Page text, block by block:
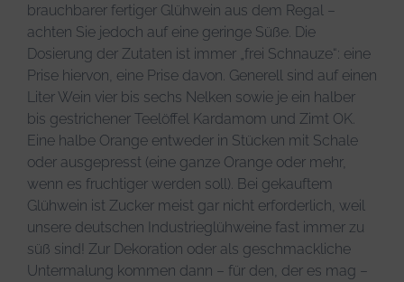
brauchbarer fertiger Glühwein aus dem Regal –
achten Sie jedoch auf eine geringe Süße. Die
Dosierung der Zutaten ist immer „frei Schnauze“: eine
Prise hiervon, eine Prise davon. Generell sind auf einen
Liter Wein vier bis sechs Nelken sowie je ein halber
bis gestrichener Teelöffel Kardamom und Zimt OK.
Eine halbe Orange entweder in Stücken mit Schale
oder ausgepresst (eine ganze Orange oder mehr,
wenn es fruchtiger werden soll). Bei gekauftem
Glühwein ist Zucker meist gar nicht erforderlich, weil
unsere deutschen Industrieglühweine fast immer zu
süß sind! Zur Dekoration oder als geschmackliche
Untermalung kommen dann – für den, der es mag –